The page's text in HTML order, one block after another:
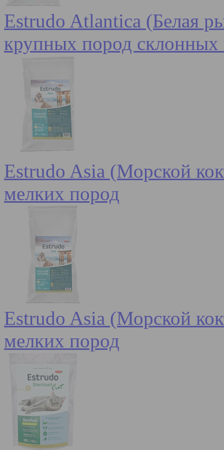
Estrudo Atlantica (Белая
крупных пород склонных
Estrudo Asia (Морской
мелких пород
Estrudo Asia (Морской
мелких пород